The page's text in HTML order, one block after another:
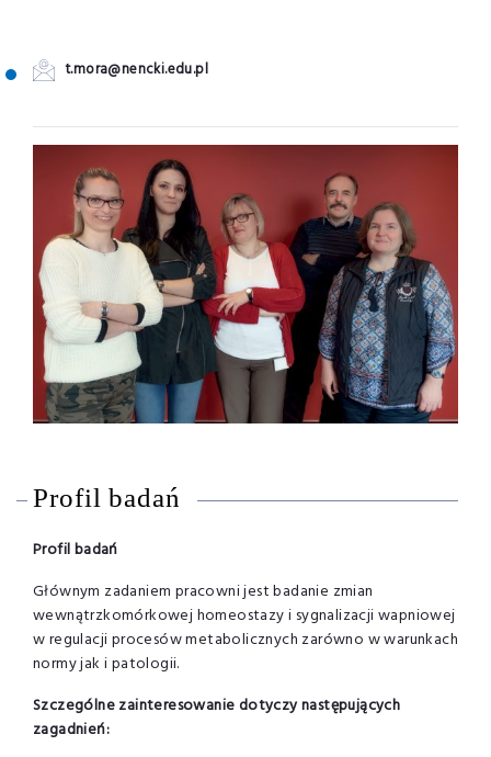
t.mora@nencki.edu.pl
Profil badań
Profil badań
Głównym zadaniem pracowni jest badanie zmian
wewnątrzkomórkowej homeostazy i sygnalizacji wapniowej
w regulacji procesów metabolicznych zarówno w warunkach
normy jak i patologii.
Szczególne zainteresowanie dotyczy następujących
zagadnień: